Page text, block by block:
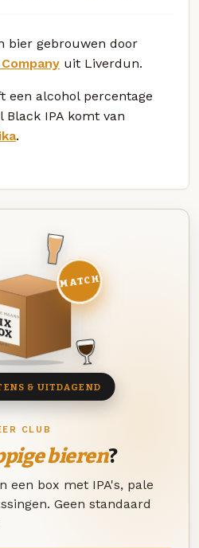
bier gebrouwen door
uit Liverdun.
een alcohol percentage
Black IPA komt van
.
CLUB
bieren?
een box met IPA's, pale
Geen standaard
MAAND
MATCH
& UITDAGEND